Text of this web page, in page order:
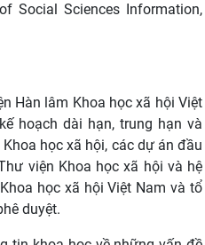
Social Sciences Information,
Hàn lâm Khoa học xã hội Việt
hoạch dài hạn, trung hạn và
học xã hội, các dự án đầu
viện Khoa học xã hội và hệ
học xã hội Việt Nam và tổ
duyệt.